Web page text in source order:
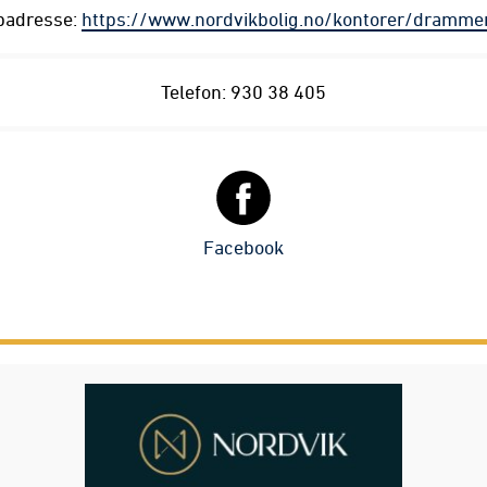
https://www.nordvikbolig.no/kontorer/
Telefon: 930 38 405
Facebook